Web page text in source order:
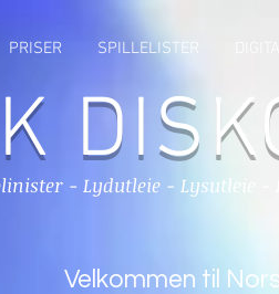
PRISER SPILLELISTER
- Lydutleie - Lysutleie
Velkommen til